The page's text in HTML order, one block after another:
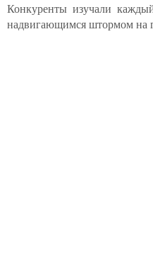
Конкуренты изучали
надвигающимся штормом на